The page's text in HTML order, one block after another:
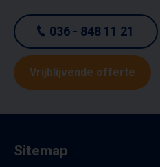
036 - 848 11 21
Vrijblijvende offerte
Sitemap